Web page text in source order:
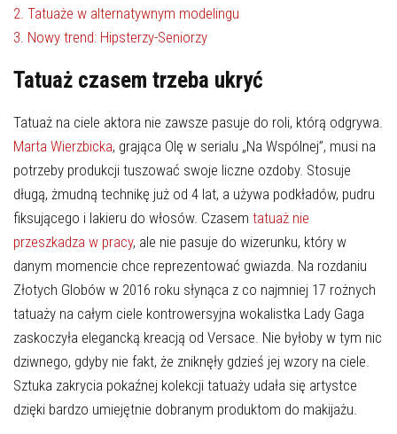
2. Tatuaże w alternatywnym modelingu
3. Nowy trend: Hipsterzy-Seniorzy
Tatuaż czasem trzeba ukryć
Tatuaż na ciele aktora nie zawsze pasuje do roli, którą odgrywa.
Marta Wierzbicka, grająca Olę w serialu „Na Wspólnej”, musi na
potrzeby produkcji tuszować swoje liczne ozdoby. Stosuje
długą, żmudną technikę już od 4 lat, a używa podkładów, pudru
fiksującego i lakieru do włosów. Czasem tatuaż nie
przeszkadza w pracy, ale nie pasuje do wizerunku, który w
danym momencie chce reprezentować gwiazda. Na rozdaniu
Złotych Globów w 2016 roku słynąca z co najmniej 17 rożnych
tatuaży na całym ciele kontrowersyjna wokalistka Lady Gaga
zaskoczyła elegancką kreacją od Versace. Nie byłoby w tym nic
dziwnego, gdyby nie fakt, że zniknęły gdzieś jej wzory na ciele.
Sztuka zakrycia pokaźnej kolekcji tatuaży udała się artystce
dzięki bardzo umiejętnie dobranym produktom do makijażu.